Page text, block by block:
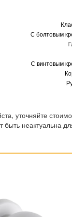
С болтовым
С винтовым
уточняйте
неактуальна